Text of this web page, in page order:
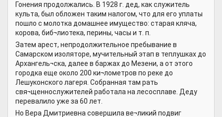
Гонения продолжались. В 1928 г. дед, как служитель
культа, был обложен таким налогом, что для его уплаты
пошло с молотка домашнее имущество: старая кляча,
корова, биб¬лиотека, перины, часы и т. п.
Затем арест, непродолжительное пребывание в
Самарском изоляторе, мучительный этап в теплушках до
Архангель¬ска, далее в баржах до Мезени, а от этого
городка еще около 200 ки¬лометров по реке до
Лешуконского лагеря. Собранная там рать
свя¬щеннослужителей работала на лесосплаве. Деду
перевалило уже за 60 лет.
Но Вера Дмитриевна совершила ве¬ликий подвиг